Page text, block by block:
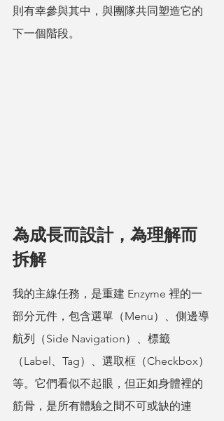
則有幸參與其中，與團隊共同塑造它的
下一個階段。
為成長而設計，為理解而
拆解
我的主線任務，是重建 Enzyme 裡的一
部分元件，包含選單（Menu）、側邊導
航列（Side Navigation）、標籤
（Label、Tag）、選取框（Checkbox）
等。它們看似不起眼，但正如身體裡的
筋骨，是所有體驗之間不可或缺的連